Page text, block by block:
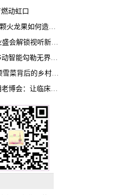
动虹口
（乡村“头雁”）“头雁”破局，一颗火龙果如何造就沪上乡村特色产业化路径
AI观赛来了！这场移动通信行业盛会解锁视听新玩法
2026年世界移动通信大会：以移动智能勾勒无界普惠新愿景
（乡村“头雁”）三代腌一味 一颗雪菜背后的乡村致富经
虹桥健康科技产业创新中心亮相老博会：让临床“需求”定义银发经济新生态